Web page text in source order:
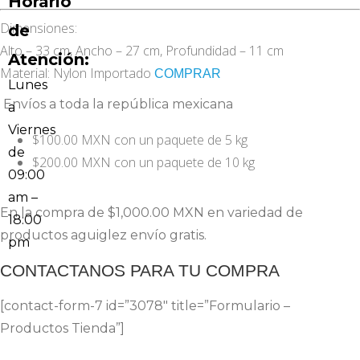
Dimensiones:
Alto – 33 cm, Ancho – 27 cm, Profundidad – 11 cm
Material: Nylon Importado COMPRAR
Envíos a toda la república mexicana
$100.00 MXN con un paquete de 5 kg
$200.00 MXN con un paquete de 10 kg
En la compra de $1,000.00 MXN en variedad de
productos aguiglez envío gratis.
CONTACTANOS PARA TU COMPRA
[contact-form-7 id=”3078″ title=”Formulario –
Productos Tienda”]
de
Atención:
Lunes
a
Viernes
de
09:00
am –
18:00
pm